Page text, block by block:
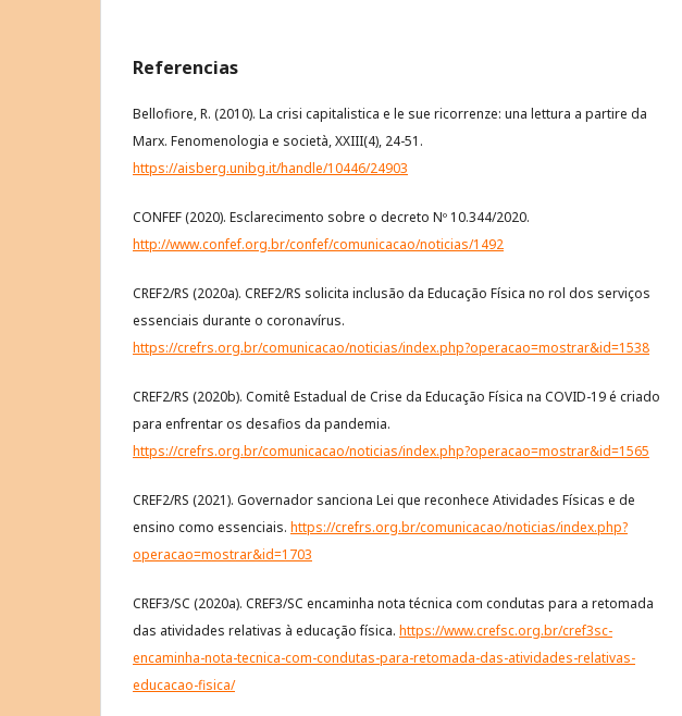
Referencias
Bellofiore, R. (2010). La crisi capitalistica e le sue ricorrenze: una lettura a partire da
Marx. Fenomenologia e società, XXIII(4), 24-51.
https://aisberg.unibg.it/handle/10446/24903
CONFEF (2020). Esclarecimento sobre o decreto Nº 10.344/2020.
http://www.confef.org.br/confef/comunicacao/noticias/1492
CREF2/RS (2020a). CREF2/RS solicita inclusão da Educação Física no rol dos serviços
essenciais durante o coronavírus.
https://crefrs.org.br/comunicacao/noticias/index.php?operacao=mostrar&id=1538
CREF2/RS (2020b). Comitê Estadual de Crise da Educação Física na COVID-19 é criado
para enfrentar os desafios da pandemia.
https://crefrs.org.br/comunicacao/noticias/index.php?operacao=mostrar&id=1565
CREF2/RS (2021). Governador sanciona Lei que reconhece Atividades Físicas e de
ensino como essenciais. https://crefrs.org.br/comunicacao/noticias/index.php?
operacao=mostrar&id=1703
CREF3/SC (2020a). CREF3/SC encaminha nota técnica com condutas para a retomada
das atividades relativas à educação física. https://www.crefsc.org.br/cref3sc-
encaminha-nota-tecnica-com-condutas-para-retomada-das-atividades-relativas-
educacao-fisica/